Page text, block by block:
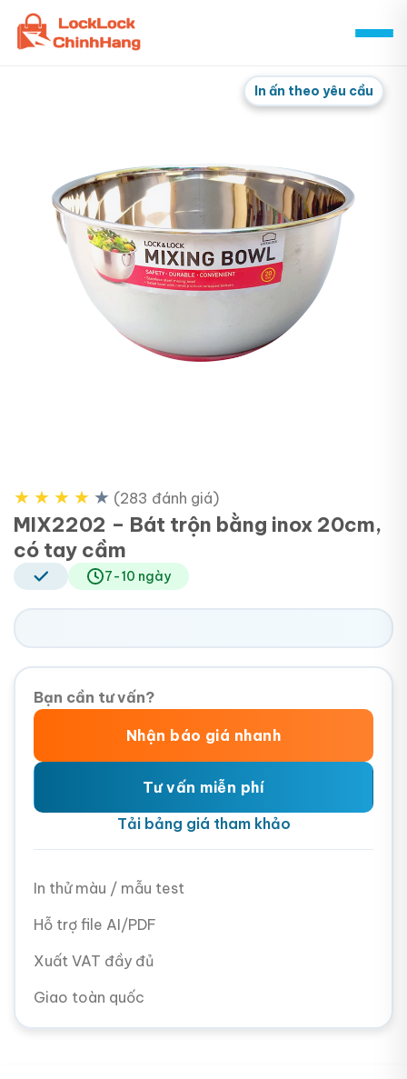
Skip
content
In ấn theo yêu cầu
★ ★ ★ ★ ★ (283 đánh giá)
MIX2202 – Bát trộn bằng inox 20cm,
có tay cầm
7-10 ngày
Bạn cần tư vấn?
Nhận báo giá nhanh
Tư vấn miễn phí
Tải bảng giá tham khảo
In thử màu / mẫu test
Hỗ trợ file AI/PDF
Xuất VAT đầy đủ
Giao toàn quốc